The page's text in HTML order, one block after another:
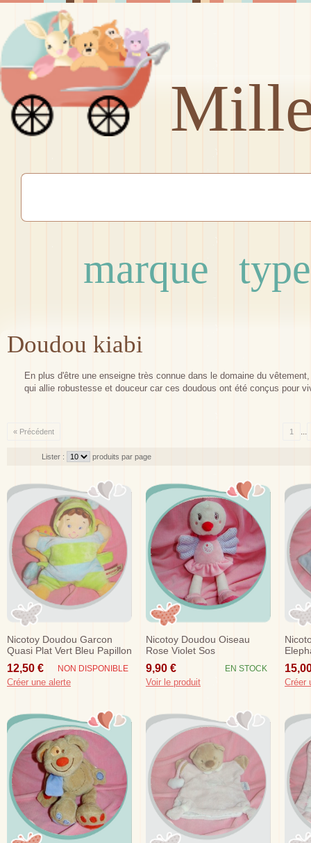
marque type
Doudou kiabi
En plus d'être une enseigne très connue dans le domaine du
qui allie robustesse et douceur car ces doudous ont été conçus pour
« Précédent 1 ...
Lister : produits par page
Nicotoy Doudou Garcon
Quasi Plat Vert Bleu Papillon
Sos
12,50 € NON DISPONIBLE
Créer une alerte
Nicotoy Doudou Oiseau
Rose Violet Sos
9,90 € EN STOCK
Voir le produit Créer